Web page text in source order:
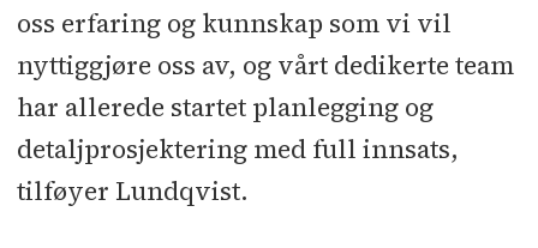
oss erfaring og kunnskap som vi vil
nyttiggjøre oss av, og vårt dedikerte team
har allerede startet planlegging og
detaljprosjektering med full innsats,
tilføyer Lundqvist.